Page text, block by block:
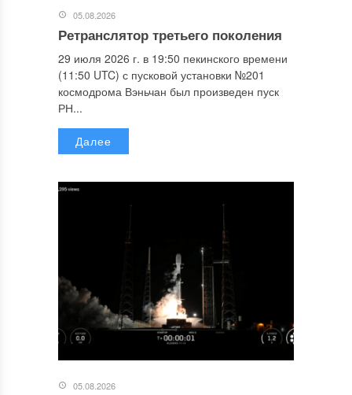
05.08.2026
Ретранслятор третьего поколения
29 июля 2026 г. в 19:50 пекинского времени
(11:50 UTC) с пусковой установки №201
космодрома Вэньчан был произведен пуск
РН...
Далее
05.08.2026